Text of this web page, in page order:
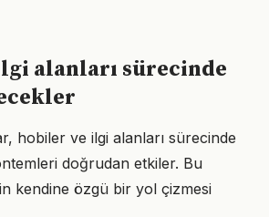
alanları sürecinde
hobiler ve ilgi alanları sürecinde
doğrudan etkiler. Bu
kendine özgü bir yol çizmesi